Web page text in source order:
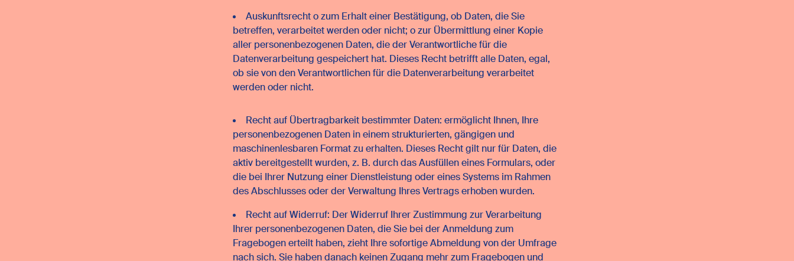
Auskunftsrecht o zum Erhalt einer Bestätigung, ob Daten, die Sie
betreffen, verarbeitet werden oder nicht; o zur Übermittlung einer Kopie
aller personenbezogenen Daten, die der Verantwortliche für die
Datenverarbeitung gespeichert hat. Dieses Recht betrifft alle Daten, egal,
ob sie von den Verantwortlichen für die Datenverarbeitung verarbeitet
werden oder nicht.
Recht auf Übertragbarkeit bestimmter Daten: ermöglicht Ihnen, Ihre
personenbezogenen Daten in einem strukturierten, gängigen und
maschinenlesbaren Format zu erhalten. Dieses Recht gilt nur für Daten, die
aktiv bereitgestellt wurden, z. B. durch das Ausfüllen eines Formulars, oder
die bei Ihrer Nutzung einer Dienstleistung oder eines Systems im Rahmen
des Abschlusses oder der Verwaltung Ihres Vertrags erhoben wurden.
Recht auf Widerruf: Der Widerruf Ihrer Zustimmung zur Verarbeitung
Ihrer personenbezogenen Daten, die Sie bei der Anmeldung zum
Fragebogen erteilt haben, zieht Ihre sofortige Abmeldung von der Umfrage
nach sich. Sie haben danach keinen Zugang mehr zum Fragebogen und